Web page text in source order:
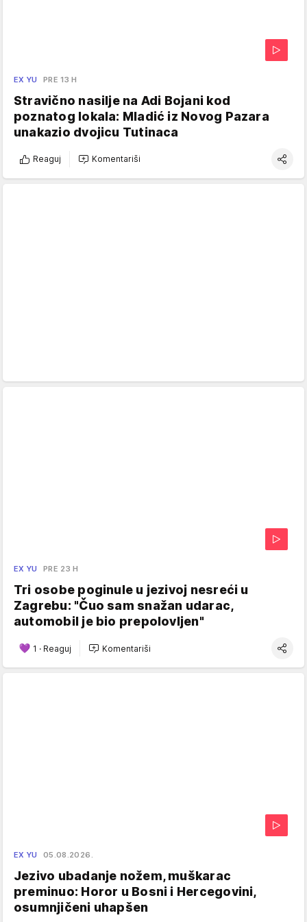
EX YU PRE 13 H
Stravično nasilje na Adi Bojani kod
poznatog lokala: Mladić iz Novog Pazara
unakazio dvojicu Tutinaca
Reaguj Komentariši
EX YU PRE 23 H
Tri osobe poginule u jezivoj nesreći u
Zagrebu: "Čuo sam snažan udarac,
automobil je bio prepolovljen"
1 · Reaguj Komentariši
EX YU 05.08.2026.
Jezivo ubadanje nožem, muškarac
preminuo: Horor u Bosni i Hercegovini,
osumnjičeni uhapšen